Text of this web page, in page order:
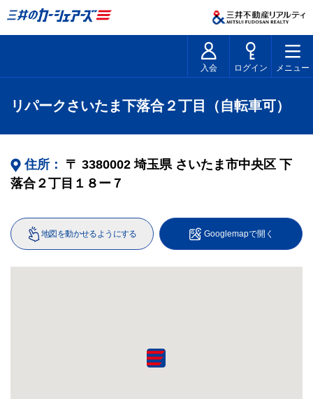
入会 ログイン メニュー
リパークさいたま下落合２丁目（自転車可）
住所： 〒 3380002 埼玉県 さいたま市中央区 下
落合２丁目１８ー７
地図を動かせるようにする Googlemapで開く